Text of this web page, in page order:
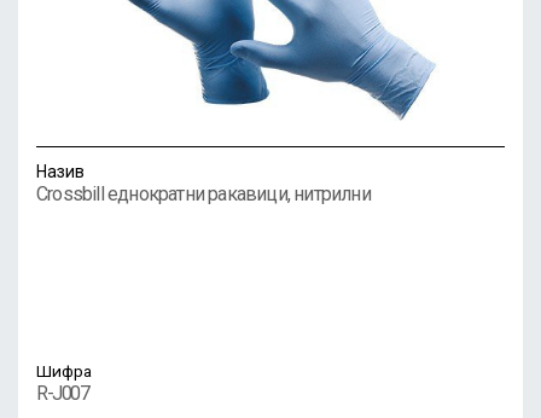
Назив
Crossbill еднократни ракавици, нитрилни
Шифра
R-J007